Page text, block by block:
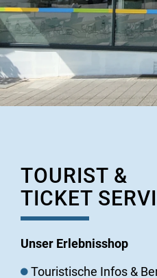
TOURIST &
TICKET
Unser Erlebnisshop
Touristische Infos &